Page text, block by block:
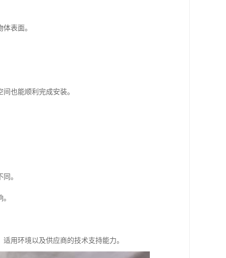
表面。
也能顺利完成安装。
。
用环境以及供应商的技术支持能力。